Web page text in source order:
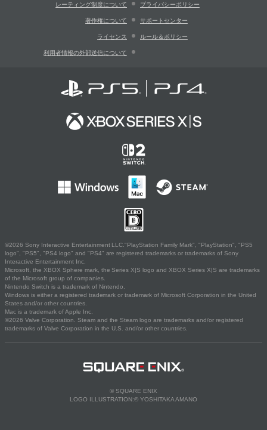
レーティング制度について プライバシーポリシー
著作権について サポートセンター
ライセンス ルール＆ポリシー
利用者情報の外部送信について
©2026 Sony Interactive Entertainment LLC."PlayStation Family Mark", "PlayStation", "PS5
logo", "PS5", "PS4 logo" and "PS4" are registered trademarks or trademarks of Sony
Interactive Entertainment Inc.
Microsoft, the XBOX Sphere mark, the Series X|S logo and XBOX Series X|S are trademarks
of the Microsoft group of companies.
Nintendo Switch is a trademark of Nintendo.
Windows is either a registered trademark or trademark of Microsoft Corporation in the United
States and/or other countries.
Mac is a trademark of Apple Inc.
©2026 Valve Corporation. Steam and the Steam logo are trademarks and/or registered
trademarks of Valve Corporation in the U.S. and/or other countries.
© SQUARE ENIX
LOGO ILLUSTRATION:© YOSHITAKA AMANO